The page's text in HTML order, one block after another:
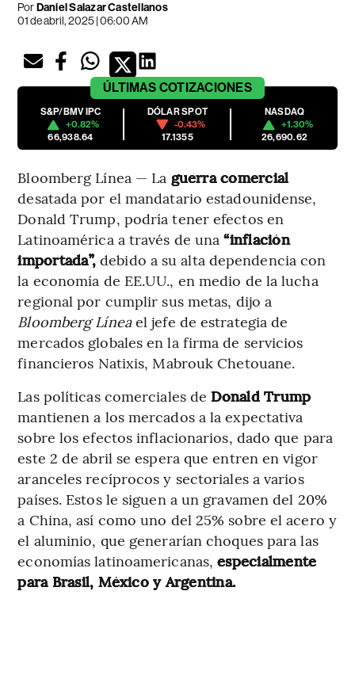
PorDaniel Salazar Castellanos
01 de abril, 2025 | 06:00 AM
ÚLTIMAS COTIZACIONES
S&P/BMV IPC
+0.82%
66,938.64
DÓLAR SPOT
-0.43%
17.1355
NASDAQ
+1.30%
26,690.62
Bloomberg Línea — La guerra comercial
desatada por el mandatario estadounidense,
Donald Trump, podría tener efectos en
Latinoamérica a través de una“inflación
importada”, debido a su alta dependencia con
la economía de EE.UU., en medio de la lucha
regional por cumplir sus metas, dijo a
Bloomberg Líneael jefe de estrategia de
mercados globales en la firma de servicios
financieros Natixis, Mabrouk Chetouane.
Las políticas comerciales de Donald Trump
mantienen a los mercados a la expectativa
sobre los efectos inflacionarios, dado que para
este 2 de abril se espera que entren en vigor
aranceles recíprocos y sectoriales a varios
países. Estos le siguen a un gravamen del 20%
a China, así como uno del 25% sobre el acero y
el aluminio, que generarían choques para las
economías latinoamericanas,especialmente
para Brasil, México y Argentina.